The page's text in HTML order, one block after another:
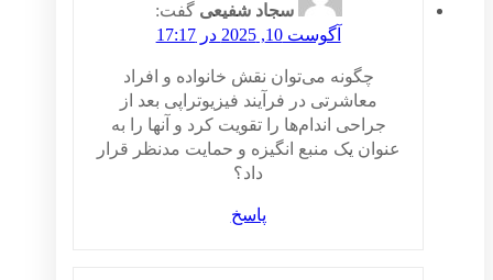
سجاد شفیعیگفت:
آگوست 10, 2025 در 17:17
چگونه می‌توان نقش خانواده و افراد
معاشرتی در فرآیند فیزیوتراپی بعد از
جراحی اندام‌ها را تقویت کرد و آنها را به
عنوان یک منبع انگیزه و حمایت مدنظر قرار
داد؟
پاسخ